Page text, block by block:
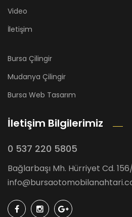
Video
İletişim
Bursa Çilingir
Mudanya Çilingir
Bursa Web Tasarım
İletişim Bilgilerimiz
0 537 220 5805
Bağlarbaşı Mh. Hürriyet Cd.